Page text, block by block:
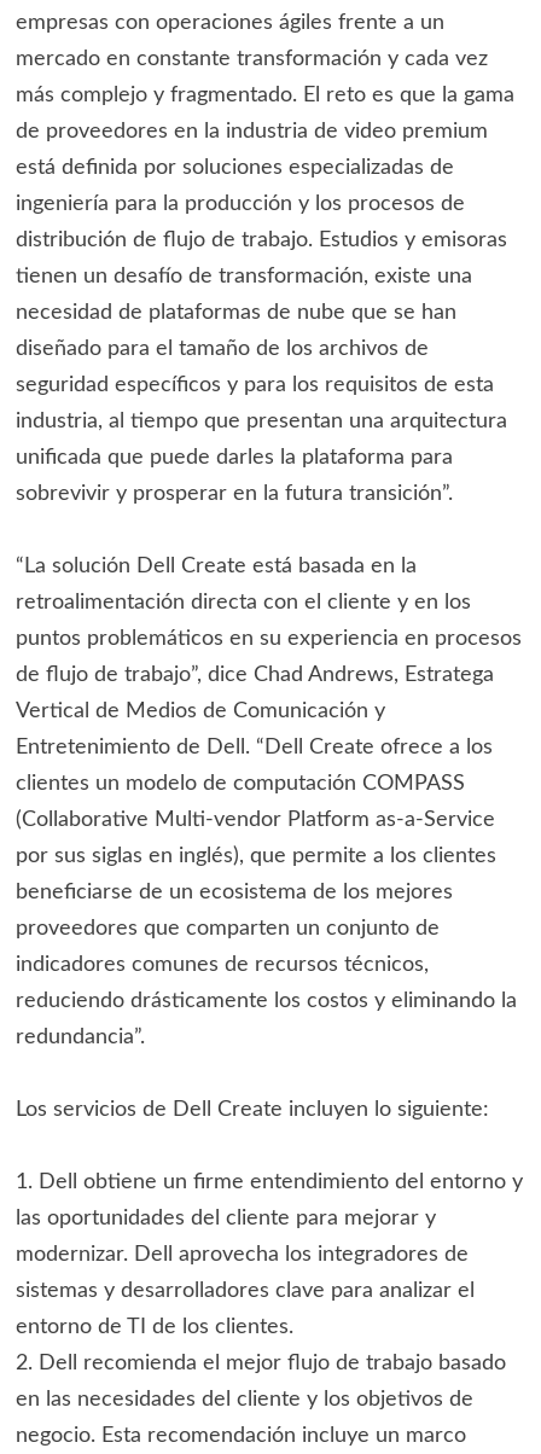
empresas con operaciones ágiles frente a un
mercado en constante transformación y cada vez
más complejo y fragmentado. El reto es que la gama
de proveedores en la industria de video premium
está definida por soluciones especializadas de
ingeniería para la producción y los procesos de
distribución de flujo de trabajo. Estudios y emisoras
tienen un desafío de transformación, existe una
necesidad de plataformas de nube que se han
diseñado para el tamaño de los archivos de
seguridad específicos y para los requisitos de esta
industria, al tiempo que presentan una arquitectura
unificada que puede darles la plataforma para
sobrevivir y prosperar en la futura transición”.
“La solución Dell Create está basada en la
retroalimentación directa con el cliente y en los
puntos problemáticos en su experiencia en procesos
de flujo de trabajo”, dice Chad Andrews, Estratega
Vertical de Medios de Comunicación y
Entretenimiento de Dell. “Dell Create ofrece a los
clientes un modelo de computación COMPASS
(Collaborative Multi-vendor Platform as-a-Service
por sus siglas en inglés), que permite a los clientes
beneficiarse de un ecosistema de los mejores
proveedores que comparten un conjunto de
indicadores comunes de recursos técnicos,
reduciendo drásticamente los costos y eliminando la
redundancia”.
Los servicios de Dell Create incluyen lo siguiente:
1. Dell obtiene un firme entendimiento del entorno y
las oportunidades del cliente para mejorar y
modernizar. Dell aprovecha los integradores de
sistemas y desarrolladores clave para analizar el
entorno de TI de los clientes.
2. Dell recomienda el mejor flujo de trabajo basado
en las necesidades del cliente y los objetivos de
negocio. Esta recomendación incluye un marco